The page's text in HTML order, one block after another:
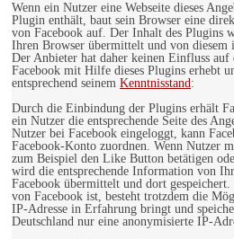
Wenn ein Nutzer eine Webseite dieses
Plugin enthält, baut sein Browser eine
von Facebook auf. Der Inhalt des Plugins
Ihren Browser übermittelt und von diesem
Der Anbieter hat daher keinen Einfluss
Facebook mit Hilfe dieses Plugins erhebt
entsprechend seinem Kenntnisstand:
Durch die Einbindung der Plugins erhält
ein Nutzer die entsprechende Seite des
Nutzer bei Facebook eingeloggt, kann
Facebook-Konto zuordnen. Wenn Nutzer
zum Beispiel den Like Button betätigen
wird die entsprechende Information von
Facebook übermittelt und dort
von Facebook ist, besteht trotzdem die
IP-Adresse in Erfahrung bringt und
Deutschland nur eine anonymisierte IP-